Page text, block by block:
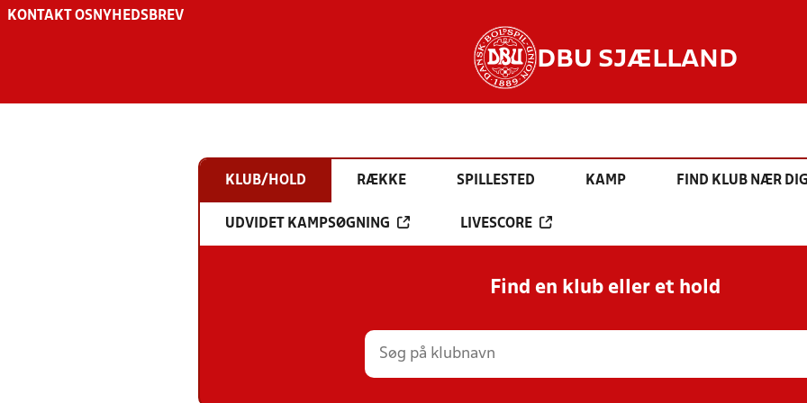
KONTAKT OS NYHEDSBREV
DBU SJÆLLAND
KLUB/HOLD RÆKKE SPILLESTED KAMP FIND KLUB NÆR
UDVIDET KAMPSØGNING LIVESCORE
Find en klub eller et hold